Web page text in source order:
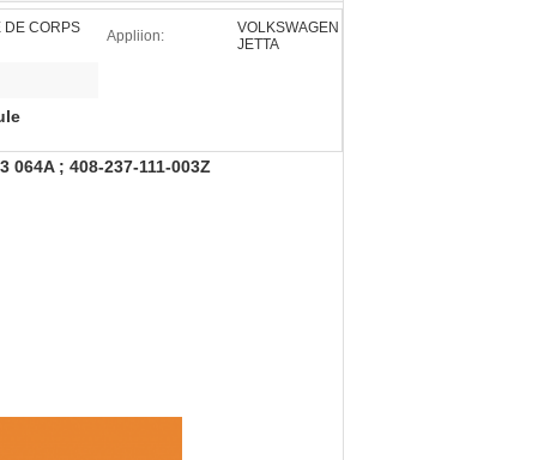
DE CORPS
Appliion:
VOLKSWAGEN
JETTA
; 408-237-111-003Z